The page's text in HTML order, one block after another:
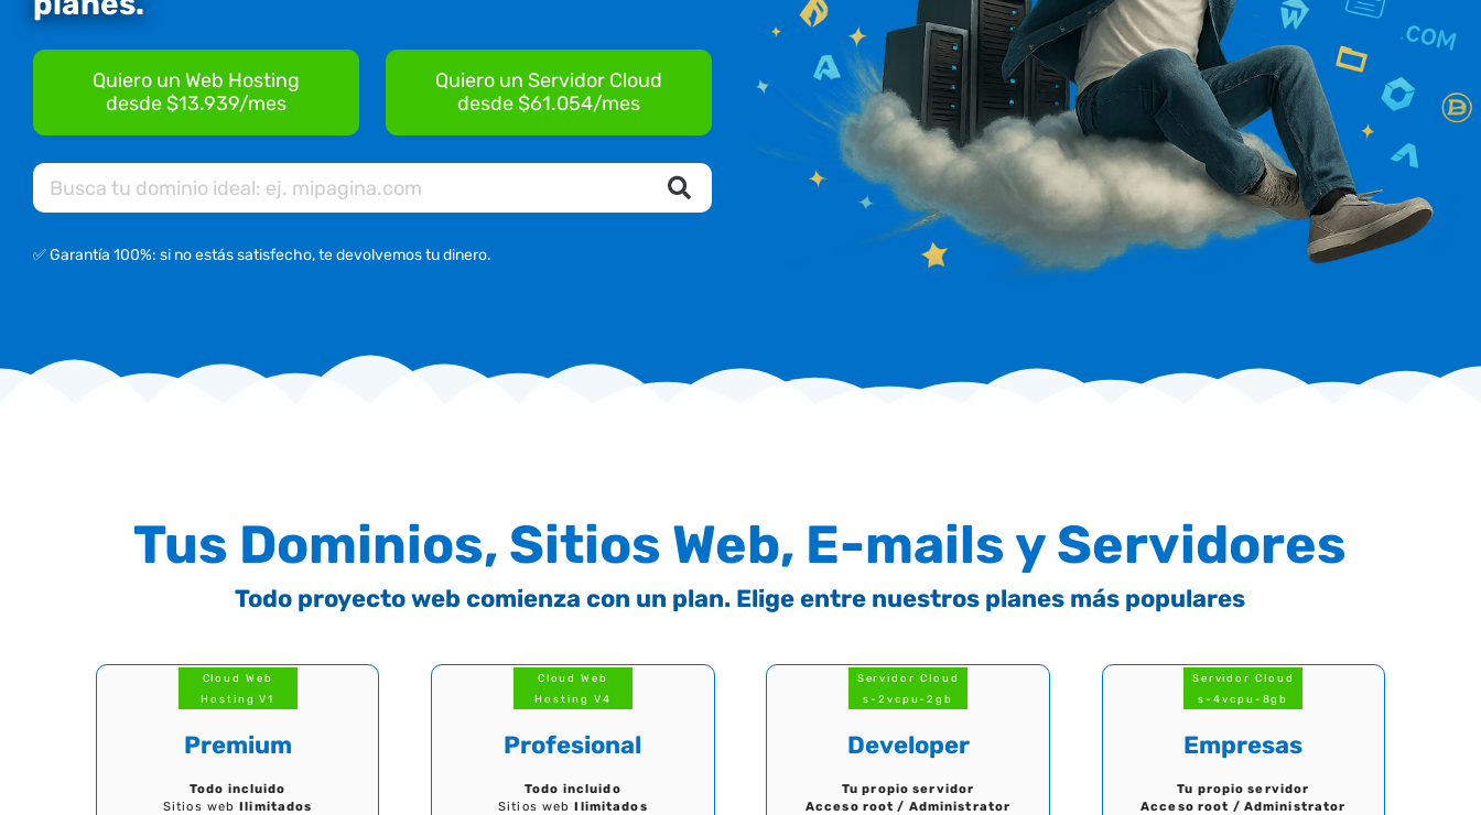
Quiero un Web Hosting
desde $13.939/mes
Quiero un Servidor Cloud
desde $61.054/mes
✅ Garantía 100%: si no estás satisfecho, te devolvemos tu dinero.
Tus Dominios, Sitios Web, E-mails y Servidores
Todo proyecto web comienza con un plan. Elige entre nuestros planes más populares
Cloud Web
Hosting V1
Premium
Todo incluido
Sitios webIlimitados
Cloud Web
Hosting V4
Profesional
Todo incluido
Sitios webIlimitados
Servidor Cloud
s-2vcpu-2gb
Developer
Tu propio servidor
Acceso root / Administrator
Servidor Cloud
s-4vcpu-8gb
Empresas
Tu propio servidor
Acceso root / Administrator